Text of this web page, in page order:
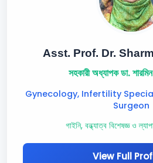
Asst. Prof. Dr.
সহকারী অধ্যাপক ডা.
Gynecology, Infertility
Surgeon
গাইনি, বন্ধ্যাত্ব বিশেষজ্ঞ ও
View Full